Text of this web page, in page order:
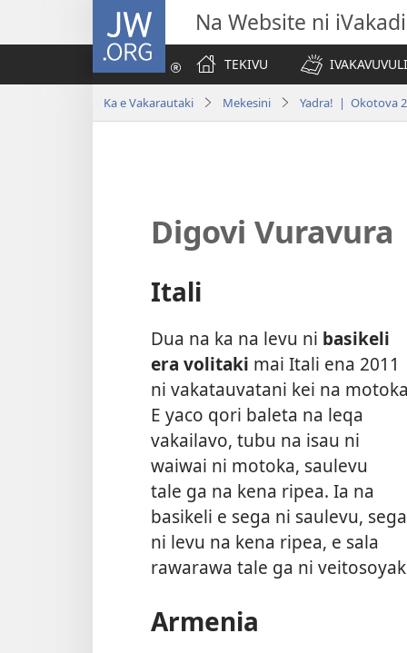
JW.ORG Na Website ni
TEKIVU
Ka e Vakarautaki Mekesini Yadra! | Okotova
Digovi Vuravura
Itali
Dua na ka na levu ni basikeli
era volitaki mai Itali ena 2011
ni vakatauvatani kei na
E yaco qori baleta na leqa
vakailavo, tubu na isau ni
waiwai ni motoka, saulevu
tale ga na kena ripea. Ia na
basikeli e sega ni saulevu, sega
ni levu na kena ripea, e sala
rawarawa tale ga ni
Armenia